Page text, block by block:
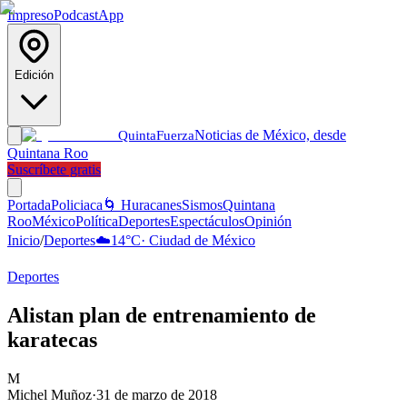
ImpresoPodcastApp
Edición
QuintaFuerzaNoticias de México, desde
Quintana Roo
Suscríbete gratis
PortadaPoliciaca 🌀 HuracanesSismosQuintana
RooMéxicoPolíticaDeportesEspectáculosOpinión
Inicio/Deportes☁️14°C· Ciudad de México
Deportes
Alistan plan de entrenamiento de
karatecas
M
Michel Muñoz·31 de marzo de 2018